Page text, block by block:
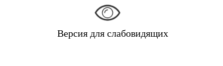
Версия для слабовидящих